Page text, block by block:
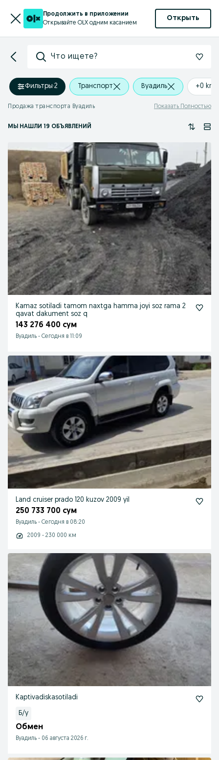
Продолжить в приложении
Открывайте OLX одним касанием
Открыть
Что ищете?
Фильтры·2 Транспорт Вуадиль +0 km
Продажа транспорта Вуадиль Показать Полностью
МЫ НАШЛИ 19 ОБЪЯВЛЕНИЙ
Kamaz sotiladi tamom naxtga hamma joyi soz rama 2
qavat dakument soz q
143 276 400 сум
Вуадиль - Сегодня в 11:09
Land cruiser prado 120 kuzov 2009 yil
250 733 700 сум
Вуадиль - Сегодня в 08:20
2009 - 230 000 км
Kaptivadiskasotiladi
Б/у
Обмен
Вуадиль - 06 августа 2026 г.